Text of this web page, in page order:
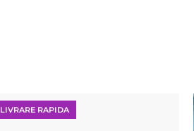
LIVRARE RAPIDA